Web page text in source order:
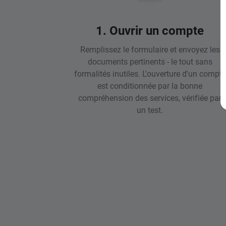
1. Ouvrir un compte
Remplissez le formulaire et envoyez les
documents pertinents - le tout sans
formalités inutiles. L'ouverture d'un compte
est conditionnée par la bonne
compréhension des services, vérifiée par
un test.